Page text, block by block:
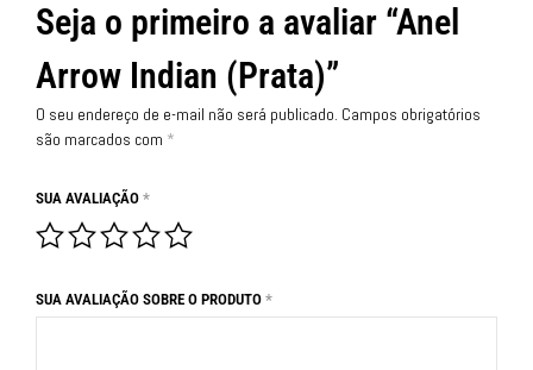
Seja o primeiro a avaliar “Anel
Arrow Indian (Prata)”
O seu endereço de e-mail não será publicado. Campos obrigatórios
são marcados com *
SUA AVALIAÇÃO *
SUA AVALIAÇÃO SOBRE O PRODUTO *